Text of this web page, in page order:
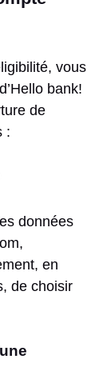
vous
bank!
de
:
données
en
de choisir